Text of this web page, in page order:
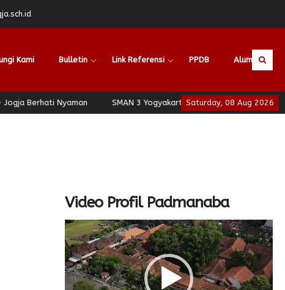
Kami Bulletin Link Referensi PPDB Alumni
Saturday, 08 Aug 2026
Berhati Nyaman SMAN 3 Yogyakarta - School of Leadership -
Video Profil Padmanaba
Video
Player